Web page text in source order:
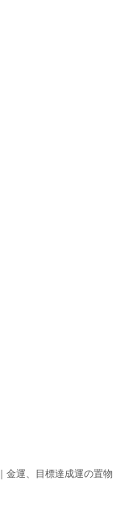
金運、目標達成運の置物